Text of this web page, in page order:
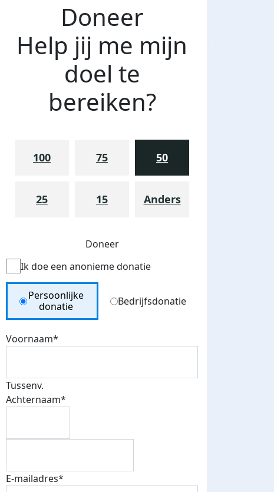
Doneer
Help jij me mijn
doel te
bereiken?
100 75 50
25 15 Anders
Doneer
Ik doe een anonieme donatie
Donation Type
Persoonlijke
donatie
Bedrijfsdonatie
Voornaam*
Tussenv.
Achternaam*
E-mailadres*